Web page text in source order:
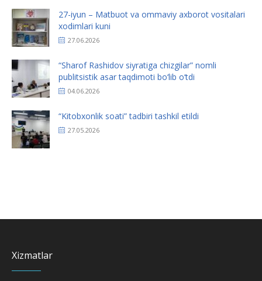
27-iyun – Matbuot va ommaviy axborot vositalari
xodimlari kuni
27.06.2026
“Sharof Rashidov siyratiga chizgilar” nomli
publitsistik asar taqdimoti bo‘lib o‘tdi
04.06.2026
“Kitobxonlik soati” tadbiri tashkil etildi
27.05.2026
Xizmatlar